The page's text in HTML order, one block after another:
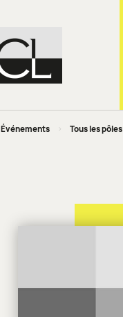
Événements > Tous les pôles